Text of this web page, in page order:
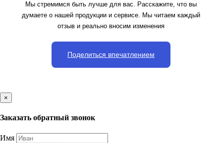
Мы стремимся быть лучше для вас. Расскажите, что вы
думаете о нашей продукции и сервисе. Мы читаем каждый
отзыв и реально вносим изменения
Поделиться впечатлением
×
Заказать обратный звонок
Имя